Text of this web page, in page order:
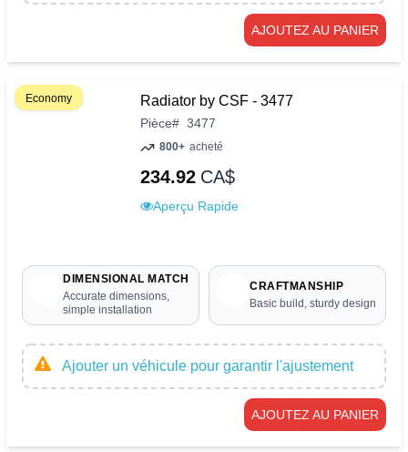
AJOUTEZ AU PANIER
Economy Radiator by CSF - 3477
Pièce# 3477
800+ acheté
234.92 CA$
Aperçu Rapide
DIMENSIONAL MATCH
Accurate dimensions,
simple installation
CRAFTMANSHIP
Basic build, sturdy design
Ajouter un véhicule pour garantir l'ajustement
AJOUTEZ AU PANIER